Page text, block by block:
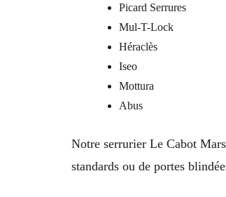
Picard Serrures
Mul-T-Lock
Héraclès
Iseo
Mottura
Abus
Notre serrurier Le Cabot
standards ou de portes